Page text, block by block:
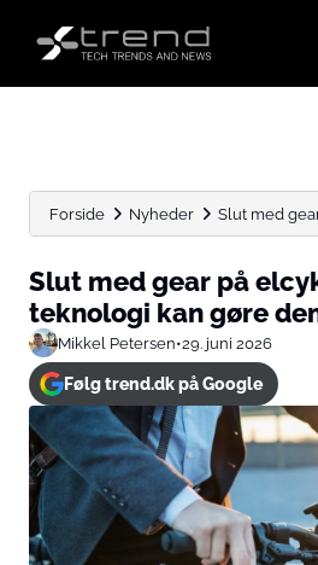
Forside Nyheder Slut med
Slut med gear på
teknologi kan gøre
Mikkel Petersen•29. juni 2026
Følg trend.dk på Google